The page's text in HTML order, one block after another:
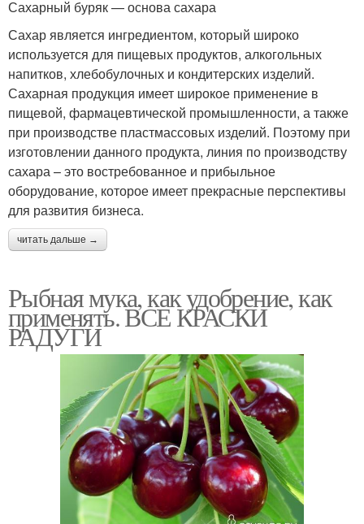
Сахарный буряк — основа сахара
Сахар является ингредиентом, который широко
используется для пищевых продуктов, алкогольных
напитков, хлебобулочных и кондитерских изделий.
Сахарная продукция имеет широкое применение в
пищевой, фармацевтической промышленности, а также
при производстве пластмассовых изделий. Поэтому при
изготовлении данного продукта, линия по производству
сахара – это востребованное и прибыльное
оборудование, которое имеет прекрасные перспективы
для развития бизнеса.
читать дальше →
Рыбная мука, как удобрение, как
применять. ВСЕ КРАСКИ
РАДУГИ